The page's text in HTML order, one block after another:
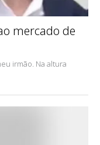
mercado de
irmão. Na altura